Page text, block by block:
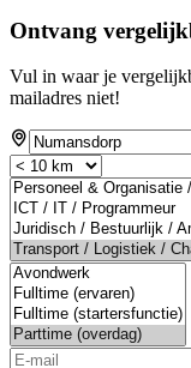
Ontvang
Vul in waar je
mailadres niet!